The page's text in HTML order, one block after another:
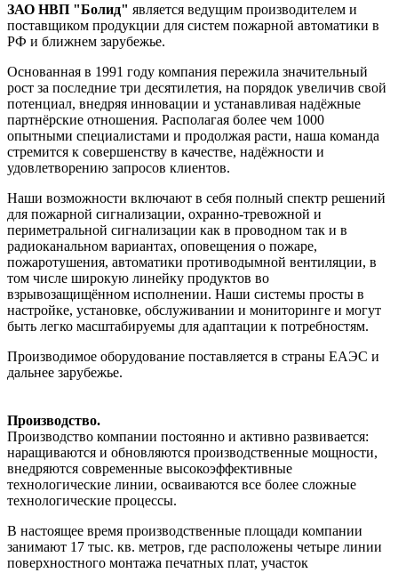
ЗАО НВП "Болид" является ведущим производителем и
поставщиком продукции для систем пожарной автоматики в
РФ и ближнем зарубежье.
Основанная в 1991 году компания пережила значительный
рост за последние три десятилетия, на порядок увеличив свой
потенциал, внедряя инновации и устанавливая надёжные
партнёрские отношения. Располагая более чем 1000
опытными специалистами и продолжая расти, наша команда
стремится к совершенству в качестве, надёжности и
удовлетворению запросов клиентов.
Наши возможности включают в себя полный спектр решений
для пожарной сигнализации, охранно-тревожной и
периметральной сигнализации как в проводном так и в
радиоканальном вариантах, оповещения о пожаре,
пожаротушения, автоматики противодымной вентиляции, в
том числе широкую линейку продуктов во
взрывозащищённом исполнении. Наши системы просты в
настройке, установке, обслуживании и мониторинге и могут
быть легко масштабируемы для адаптации к потребностям.
Производимое оборудование поставляется в страны ЕАЭС и
дальнее зарубежье.
Производство.
Производство компании постоянно и активно развивается:
наращиваются и обновляются производственные мощности,
внедряются современные высокоэффективные
технологические линии, осваиваются все более сложные
технологические процессы.
В настоящее время производственные площади компании
занимают 17 тыс. кв. метров, где расположены четыре линии
поверхностного монтажа печатных плат, участок